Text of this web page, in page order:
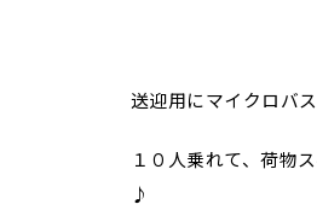
送迎用にマイクロバ
１０人乗れて、荷物
♪